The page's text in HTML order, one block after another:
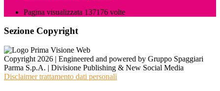
Pagina visualizzata 137176 volte
Sezione Copyright
Copyright 2026 | Engineered and powered by Gruppo Spaggiari
Parma S.p.A. | Divisione Publishing & New Social Media
Disclaimer trattamento dati personali